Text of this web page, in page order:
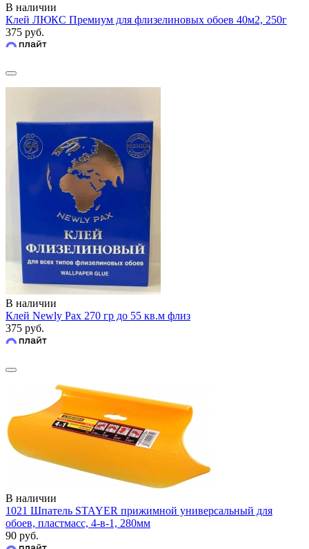
В наличии
Клей ЛЮКС Премиум для флизелиновых обоев 40м2, 250г
375 руб.
В наличии
Клей Newly Pax 270 гр до 55 кв.м флиз
375 руб.
В наличии
1021 Шпатель STAYER прижимной универсальный для
обоев, пластмасс, 4-в-1, 280мм
90 руб.